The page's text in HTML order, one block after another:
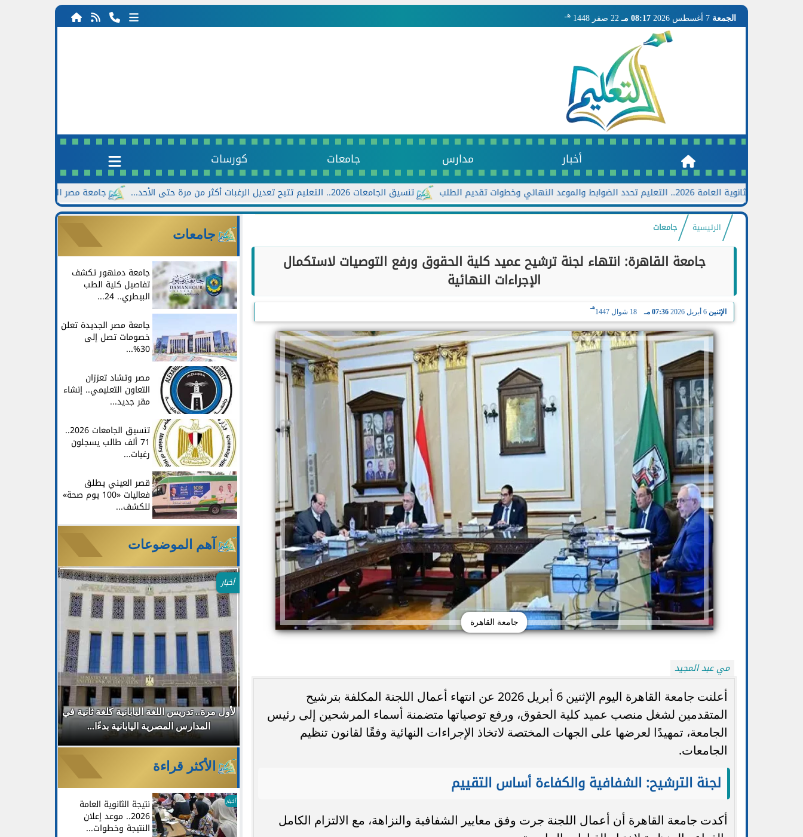
الجمعة 08:17 مـ 22 صفر 1448 هـ
أخبار مدارس جامعات كورسات
جامعة مصر الجديدة تعلن خصومات تصل إلى 30% للطلاب تنسيق الجامعات 2026.. التعليم تتيح تعديل الرغبات أكثر من مرة حتى الأحد... العامة 2026.. التعليم تحدد الضوابط والموعد النهائي وخطوات تقديم الطلب
الرئيسية جامعات
جامعة القاهرة: انتهاء لجنة ترشيح عميد كلية الحقوق ورفع التوصيات لاستكمال
الإجراءات النهائية
الإثنين 6 أبريل 2026 07:36 مـ 18 شوال 1447
هـ
جامعة القاهرة
مي عبد المجيد
أعلنت جامعة القاهرة اليوم الإثنين 6 أبريل 2026 عن انتهاء أعمال اللجنة المكلفة بترشيح
المتقدمين لشغل منصب عميد كلية الحقوق، ورفع توصياتها متضمنة أسماء المرشحين إلى رئيس
الجامعة، تمهيدًا لعرضها على الجهات المختصة لاتخاذ الإجراءات النهائية وفقًا لقانون تنظيم
الجامعات.
لجنة الترشيح: الشفافية والكفاءة أساس التقييم
أكدت جامعة القاهرة أن أعمال اللجنة جرت وفق معايير الشفافية والنزاهة، مع الالتزام الكامل
جامعات
جامعة دمنهور تكشف
تفاصيل كلية الطب
البيطري.. 24...
جامعة مصر الجديدة تعلن
خصومات تصل إلى
30%...
مصر وتشاد تعززان
التعاون التعليمي.. إنشاء
مقر جديد...
تنسيق الجامعات 2026..
71 ألف طالب يسجلون
رغبات...
قصر العيني يطلق
فعاليات «100 يوم صحة»
للكشف...
آهم الموضوعات
تنسيق الجامعات 2026.. التعليم تتيح تعديل
الرغبات أكثر من مرة حتى الأحد...
تظلمات الثانوية العامة 2026.. التعليم تحدد
الضوابط والموعد النهائي وخطوات تقديم
جامعة دمنهور تكشف تفاصيل كلية الطب
البيطري.. 24 قسمًا و3 برامج مميزة...
أخبار
لأول مرة.. تدريس اللغة اليابانية كلغة ثانية في
المدارس المصرية اليابانية بدءًا...
الأكثر قراءة
أخبار نتيجة الثانوية العامة
2026.. موعد إعلان
النتيجة وخطوات...